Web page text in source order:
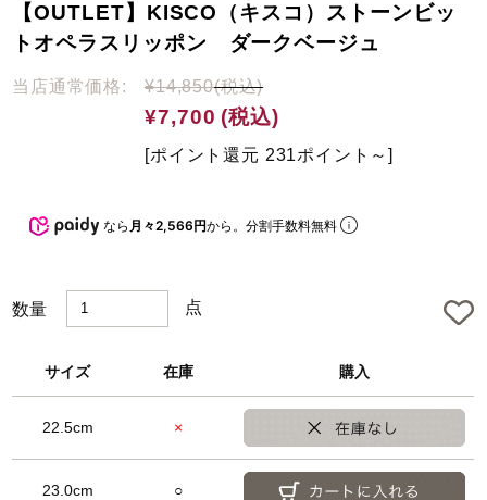
m
p
l
e
【OUTLET】KISCO（キスコ）ストーンビッ
トオペラスリッポン ダークベージュ
当店通常価格: ¥14,850(税込)
¥7,700 (税込)
[ポイント還元 231ポイント～]
なら 月々2,566円から。分割手数料無料
数量 点
サイズ 在庫 購入
22.5cm ×
23.0cm ○